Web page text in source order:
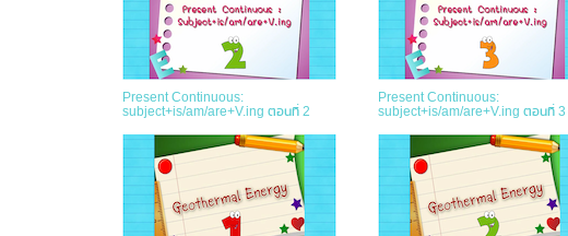
Present Continuous:
subject+is/am/are+V.ing ตอนที่ 2
Present Continuous:
subject+is/am/are+V.ing ตอนที่ 3